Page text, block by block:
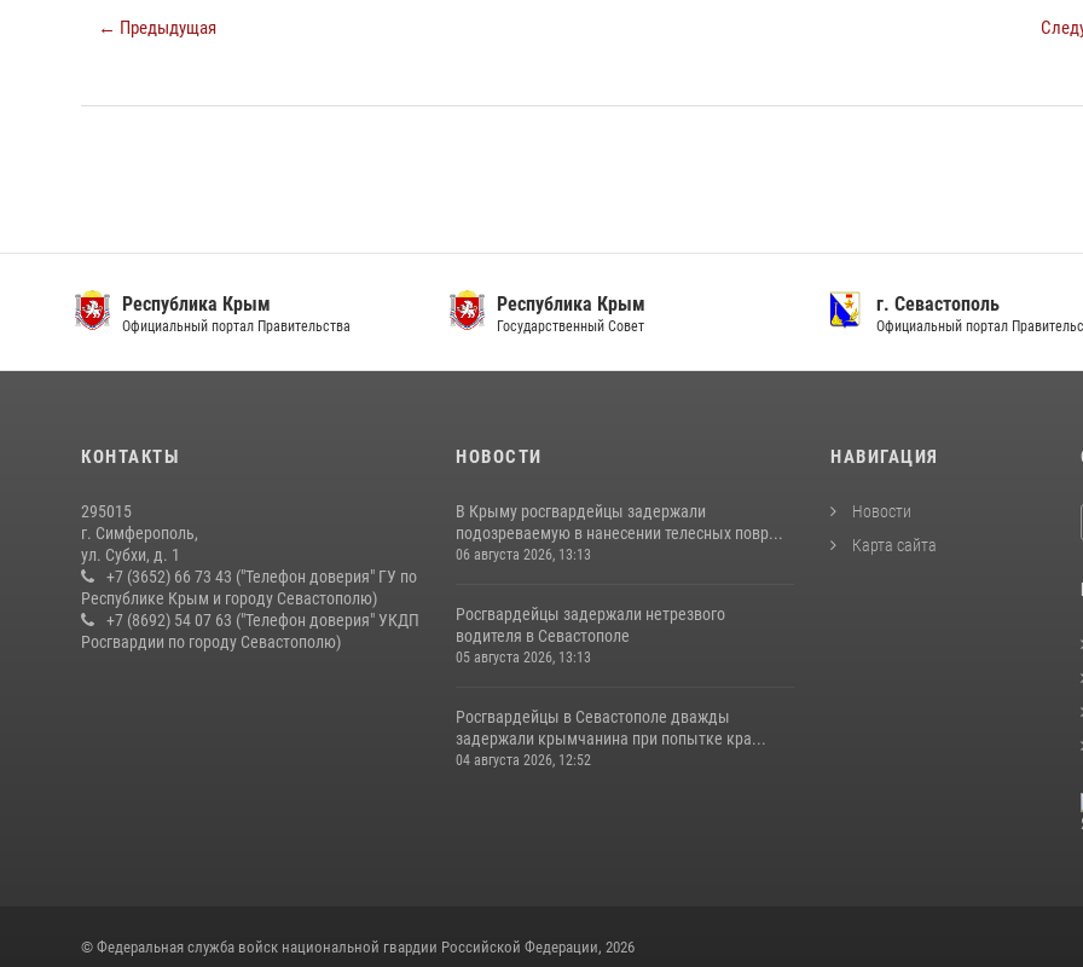
← Предыдущая
Республика Крым
Официальный портал Правительства
Республика Крым
Государственный Совет
г. Севастополь
Официальный портал
КОНТАКТЫ
295015
г. Симферополь,
ул. Субхи, д. 1
+7 (3652) 66 73 43 ("Телефон доверия" ГУ по
Республике Крым и городу Севастополю)
+7 (8692) 54 07 63 ("Телефон доверия" УКДП
Росгвардии по городу Севастополю)
НОВОСТИ
В Крыму росгвардейцы задержали
подозреваемую в нанесении телесных повр...
06 августа 2026, 13:13
Росгвардейцы задержали нетрезвого
водителя в Севастополе
05 августа 2026, 13:13
Росгвардейцы в Севастополе дважды
задержали крымчанина при попытке кра...
04 августа 2026, 12:52
НАВИГАЦИЯ
Новости
Карта сайта
© Федеральная служба войск национальной гвардии Российской Федерации, 2026